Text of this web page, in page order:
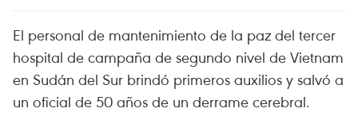
El personal de mantenimiento de la paz del tercer
hospital de campaña de segundo nivel de Vietnam
en Sudán del Sur brindó primeros auxilios y salvó a
un oficial de 50 años de un derrame cerebral.